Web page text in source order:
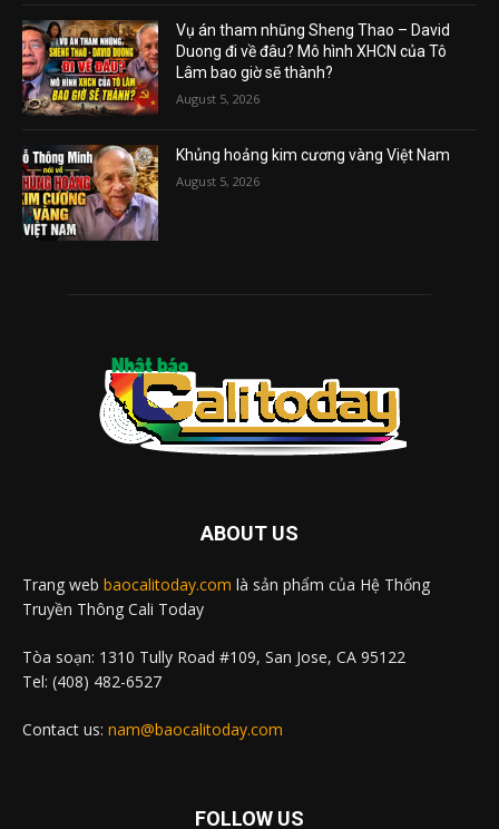
Vụ án tham nhũng Sheng Thao – David
Duong đi về đâu? Mô hình XHCN của Tô
Lâm bao giờ sẽ thành?
August 5, 2026
Khủng hoảng kim cương vàng Việt Nam
August 5, 2026
ABOUT US
Trang web baocalitoday.com là sản phẩm của Hệ Thống
Truyền Thông Cali Today
Tòa soạn: 1310 Tully Road #109, San Jose, CA 95122
Tel: (408) 482-6527
Contact us: nam@baocalitoday.com
FOLLOW US